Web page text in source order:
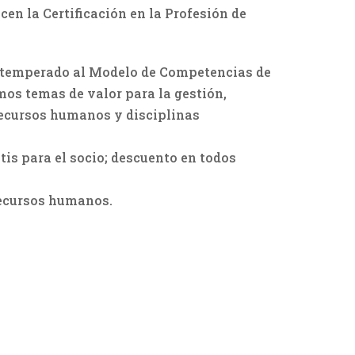
la Certificación en la Profesión de
al Modelo de Competencias de
temas de valor para la gestión,
humanos y disciplinas
para el socio; descuento en todos
humanos.